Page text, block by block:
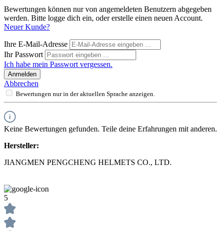
Bewertungen können nur von angemeldeten Benutzern abgegeben
werden. Bitte logge dich ein, oder erstelle einen neuen Account.
Neuer Kunde?
Ihre E-Mail-Adresse
Ihr Passwort
Ich habe mein Passwort vergessen.
Anmelden
Abbrechen
Bewertungen nur in der aktuellen Sprache anzeigen.
Keine Bewertungen gefunden. Teile deine Erfahrungen mit anderen.
Hersteller:
JIANGMEN PENGCHENG HELMETS CO., LTD.
5